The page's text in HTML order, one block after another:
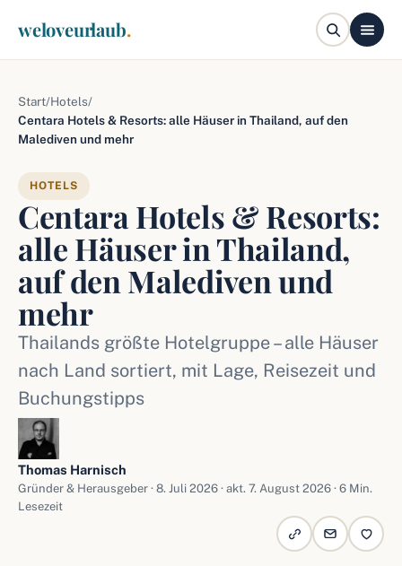
weloveurlaub.
Start/Hotels/
Centara Hotels & Resorts: alle Häuser in Thailand, auf den
Malediven und mehr
HOTELS
Centara Hotels & Resorts:
alle Häuser in Thailand,
auf den Malediven und
mehr
Thailands größte Hotelgruppe – alle Häuser
nach Land sortiert, mit Lage, Reisezeit und
Buchungstipps
Thomas Harnisch
Gründer & Herausgeber · 8. Juli 2026 · akt. 7. August 2026 · 6 Min.
Lesezeit